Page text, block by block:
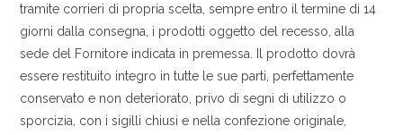
tramite corrieri di propria scelta, sempre entro il termine di 14
giorni dalla consegna, i prodotti oggetto del recesso, alla
sede del Fornitore indicata in premessa. Il prodotto dovrà
essere restituito integro in tutte le sue parti, perfettamente
conservato e non deteriorato, privo di segni di utilizzo o
sporcizia, con i sigilli chiusi e nella confezione originale,